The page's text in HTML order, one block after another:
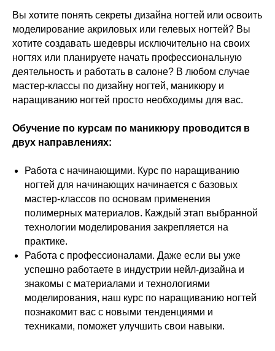
Вы хотите понять секреты дизайна ногтей или освоить
моделирование акриловых или гелевых ногтей? Вы
хотите создавать шедевры исключительно на своих
ногтях или планируете начать профессиональную
деятельность и работать в салоне? В любом случае
мастер-классы по дизайну ногтей, маникюру и
наращиванию ногтей просто необходимы для вас.
Обучение по курсам по маникюру проводится в
двух направлениях:
Работа с начинающими. Курс по наращиванию
ногтей для начинающих начинается с базовых
мастер-классов по основам применения
полимерных материалов. Каждый этап выбранной
технологии моделирования закрепляется на
практике.
Работа с профессионалами. Даже если вы уже
успешно работаете в индустрии нейл-дизайна и
знакомы с материалами и технологиями
моделирования, наш курс по наращиванию ногтей
познакомит вас с новыми тенденциями и
техниками, поможет улучшить свои навыки.